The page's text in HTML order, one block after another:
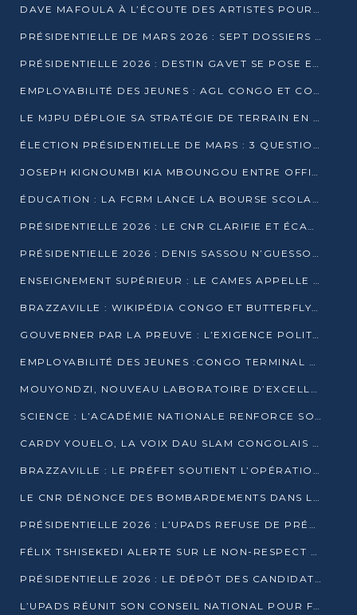
DAVE MAFOULA À L’ÉCOUTE DES ARTISTES POUR REDÉFINIR SA POLITIQUE CULTURELLE
PRÉSIDENTIELLE DE MARS 2026 : SEPT DOSSIERS DE CANDIDATURE ENREGISTRÉS À LA CLÔTURE DES DÉPÔTS
PRÉSIDENTIELLE 2026 : DESTIN GAVET SE POSE EN CANDIDAT DU « RAS-LE-BOL »
EMPLOYABILITÉ DES JEUNES : AGL CONGO ET CONGO TERMINAL S’ALLIENT À UCAC-ICAM
LE MJPU DÉPLOIE SA STRATÉGIE DE TERRAIN EN FAVEUR DE DSN
ÉLECTION PRÉSIDENTIELLE DE MARS : 3 QUESTIONS À UN EXPERT CONGOLAIS DE LA CYBERSÉCURITÉ
JOSEPH KIGNOUMBI KIA MBOUNGOU ENTRE OFFICIELLEMENT EN COURSE POUR LA PRÉSIDENTIELLE
ÉDUCATION : LA FCRM LANCE LA BOURSE SCOLAIRE FRANCINE-NTOUMI POUR PROMOUVOIR LES FILIÈRES SCIENTIFIQUES
PRÉSIDENTIELLE 2026 : LE CNR CLARIFIE ET ÉCARTE LA CANDIDATURE DU PASTEUR NTUMI
PRÉSIDENTIELLE 2026 : DENIS SASSOU N’GUESSO ANNONCE OFFICIELLEMENT SA CANDIDATURE
ENSEIGNEMENT SUPÉRIEUR : LE CAMES APPELLE À UNE UNIVERSITÉ AFRICAINE AXÉE SUR L’EMPLOYABILITÉ
BRAZZAVILLE : WIKIPÉDIA CONGO ET BUTTERFLY SCELLENT UN PARTENARIAT POUR STRUCTURER LE BÉNÉVOLAT NUMÉRIQUE
GOUVERNER PAR LA PREUVE : L’EXIGENCE POLITIQUE DU XXIᵉ SIÈCLE
EMPLOYABILITÉ DES JEUNES :CONGO TERMINAL S’ALLIE À L’ESCIC POUR RAPPROCHER L’ÉCOLE DU TERRAIN
MOUYONDZI, NOUVEAU LABORATOIRE D’EXCELLENCE PÉDAGOGIQUE AVEC L’ENFICE
SCIENCE : L’ACADÉMIE NATIONALE RENFORCE SON ÉQUIPE ET TRACE SA FEUILLE DE ROUTE 2026
CARDY YOUELO, LA VOIX DAU SLAM CONGOLAIS QUI INTERPELLE LE MONDE
BRAZZAVILLE : LE PRÉFET SOUTIENT L’OPÉRATION « ZÉRO KULUNA » ET APPELLE À LA VIGILANCE CITOYENNE
LE CNR DÉNONCE DES BOMBARDEMENTS DANS LE POOL ET ACCUSE LE GOUVERNEMENT
PRÉSIDENTIELLE 2026 : L’UPADS REFUSE DE PRÉSENTER UN CANDIDAT ET DÉNONCE UN PROCESSUS NON CRÉDIBLE
FÉLIX TSHISEKEDI ALERTE SUR LE NON-RESPECT DES ENGAGEMENTS DE PAIX APRÈS SA RENCONTRE AVEC D. SASSOU-NGUESSO
PRÉSIDENTIELLE 2026 : LE DÉPÔT DES CANDIDATURES OUVERT DU 29 JANVIER AU 12 FÉVRIER
L’UPADS RÉUNIT SON CONSEIL NATIONAL POUR FIXER SA LIGNE POLITIQUE À DEUX MOIS DE LA PRÉSIDENTIELLE